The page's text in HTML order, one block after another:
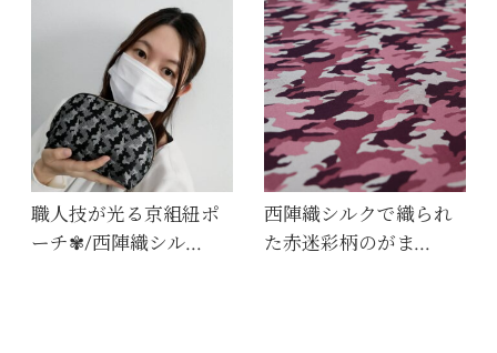
職人技が光る京組紐ポ
ーチ✾/西陣織シル…
西陣織シルクで織られ
た赤迷彩柄のがま…